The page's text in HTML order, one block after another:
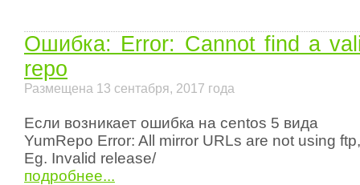
Ошибка: Error: Cannot find a
repo
Размещена 13 сентабря, 2017 года
Если возникает ошибка на centos 5 вида
YumRepo Error: All mirror URLs are not using
Eg. Invalid release/
подробнее...